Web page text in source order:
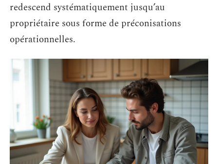
redescend systématiquement jusqu’au
propriétaire sous forme de préconisations
opérationnelles.